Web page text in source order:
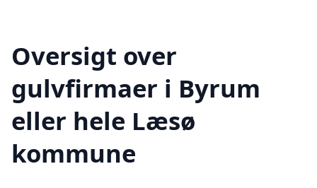
Oversigt over
gulvfirmaer i Byrum
eller hele Læsø
kommune